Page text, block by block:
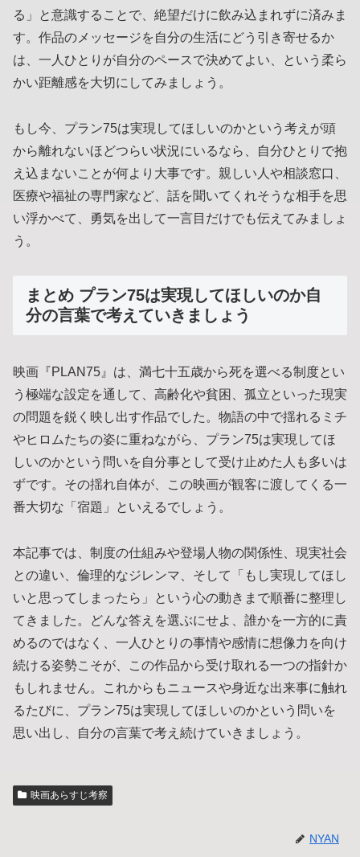
る」と意識することで、絶望だけに飲み込まれずに済みま
す。作品のメッセージを自分の生活にどう引き寄せるか
は、一人ひとりが自分のペースで決めてよい、という柔ら
かい距離感を大切にしてみましょう。
もし今、プラン75は実現してほしいのかという考えが頭
から離れないほどつらい状況にいるなら、自分ひとりで抱
え込まないことが何より大事です。親しい人や相談窓口、
医療や福祉の専門家など、話を聞いてくれそうな相手を思
い浮かべて、勇気を出して一言目だけでも伝えてみましょ
う。
まとめ プラン75は実現してほしいのか自
分の言葉で考えていきましょう
映画『PLAN75』は、満七十五歳から死を選べる制度とい
う極端な設定を通して、高齢化や貧困、孤立といった現実
の問題を鋭く映し出す作品でした。物語の中で揺れるミチ
やヒロムたちの姿に重ねながら、プラン75は実現してほ
しいのかという問いを自分事として受け止めた人も多いは
ずです。その揺れ自体が、この映画が観客に渡してくる一
番大切な「宿題」といえるでしょう。
本記事では、制度の仕組みや登場人物の関係性、現実社会
との違い、倫理的なジレンマ、そして「もし実現してほし
いと思ってしまったら」という心の動きまで順番に整理し
てきました。どんな答えを選ぶにせよ、誰かを一方的に責
めるのではなく、一人ひとりの事情や感情に想像力を向け
続ける姿勢こそが、この作品から受け取れる一つの指針か
もしれません。これからもニュースや身近な出来事に触れ
るたびに、プラン75は実現してほしいのかという問いを
思い出し、自分の言葉で考え続けていきましょう。
映画あらすじ考察
NYAN